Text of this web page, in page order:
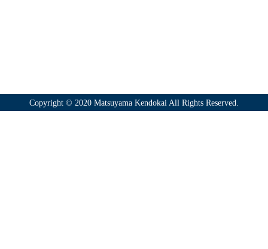
Copyright © 2020 Matsuyama Kendokai All Rights Reserved.